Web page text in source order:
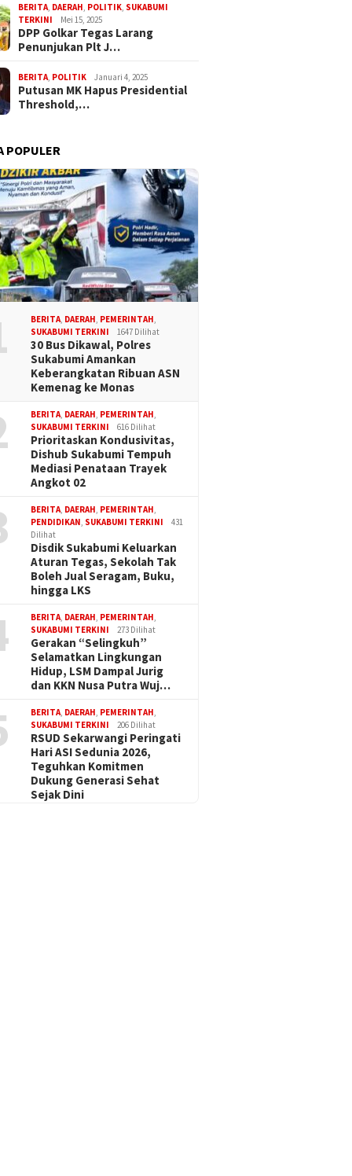
BERITA DAERAH POLITIK SUKABUMI
TERKINI
Mei 15, 2025
DPP Golkar Tegas Larang
Penunjukan Plt J…
BERITA POLITIK Januari 4, 2025
Putusan MK Hapus Presidential
Threshold,…
POPULER
BERITA, DAERAH, PEMERINTAH,
SUKABUMI TERKINI
1647 Dilihat
30 Bus Dikawal, Polres
Sukabumi Amankan
Keberangkatan Ribuan ASN
Kemenag ke Monas
BERITA, DAERAH, PEMERINTAH,
SUKABUMI TERKINI
616 Dilihat
Prioritaskan Kondusivitas,
Dishub Sukabumi Tempuh
Mediasi Penataan Trayek
Angkot 02
BERITA, DAERAH, PEMERINTAH,
PENDIDIKAN, SUKABUMI TERKINI
431
Dilihat
Disdik Sukabumi Keluarkan
Aturan Tegas, Sekolah Tak
Boleh Jual Seragam, Buku,
hingga LKS
BERITA, DAERAH, PEMERINTAH,
SUKABUMI TERKINI
273 Dilihat
Gerakan “Selingkuh”
Selamatkan Lingkungan
Hidup, LSM Dampal Jurig
dan KKN Nusa Putra Wuj…
BERITA, DAERAH, PEMERINTAH,
SUKABUMI TERKINI
206 Dilihat
RSUD Sekarwangi Peringati
Hari ASI Sedunia 2026,
Teguhkan Komitmen
Dukung Generasi Sehat
Sejak Dini